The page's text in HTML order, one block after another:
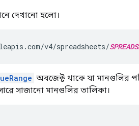
দেখানো হলো।
v4/spreadsheets/
অবজেক্ট থাকে যা মানগুলির
সাজানো মানগুলির তালিকা।